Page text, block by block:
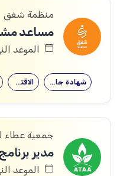
منظمة شفق
مساعد
الموعد النهائي:
الاقتصاد شهادة جامعية
جمعية عطاء
مدير
الموعد النهائي: